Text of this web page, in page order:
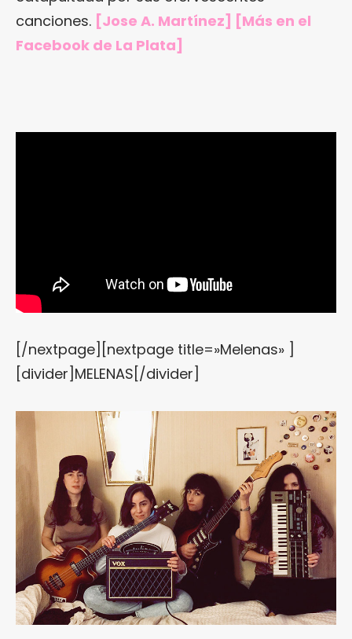
canciones. [Jose A. Martínez] [Más en el
Facebook de La Plata]
[/nextpage][nextpage title=»Melenas» ]
[divider]MELENAS[/divider]